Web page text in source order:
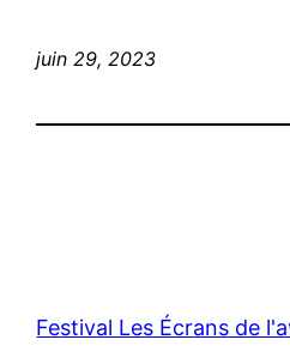
juin 29, 2023
Festival Les Écrans de